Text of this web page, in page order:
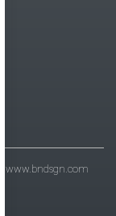
www.bndsgn.com